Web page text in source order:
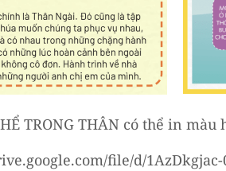
TRONG THÂN có thể in
file/d/